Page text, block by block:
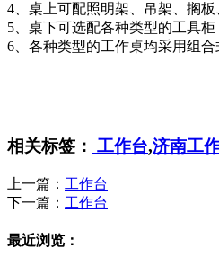
4、桌上可配照明架、吊架、搁
5、桌下可选配各种类型的工具
6、各种类型的工作桌均采用组
相关标签： 工作台,济南工
上一篇： 工作台
下一篇： 工作台
最近浏览：